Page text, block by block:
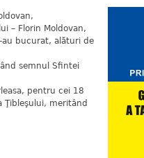
– Florin Moldovan,
au bucurat, alături de
semnul Sfintei
pentru cei 18
Ţibleşului, meritând